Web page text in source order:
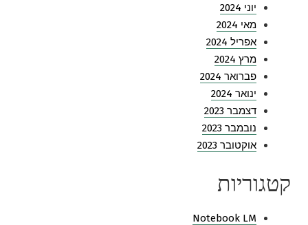
יוני 2024
מאי 2024
אפריל 2024
מרץ 2024
פברואר 2024
ינואר 2024
דצמבר 2023
נובמבר 2023
אוקטובר 2023
קטגוריות
Notebook LM